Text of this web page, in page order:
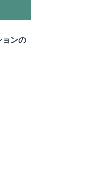
ョンの